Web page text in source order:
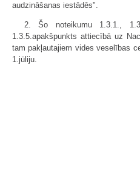
audzināšanas iestādēs".
2. Šo noteikumu 1.3.1.,
1.3.5.apakšpunkts attiecībā uz
tam pakļautajiem vides veselības
1.jūliju.